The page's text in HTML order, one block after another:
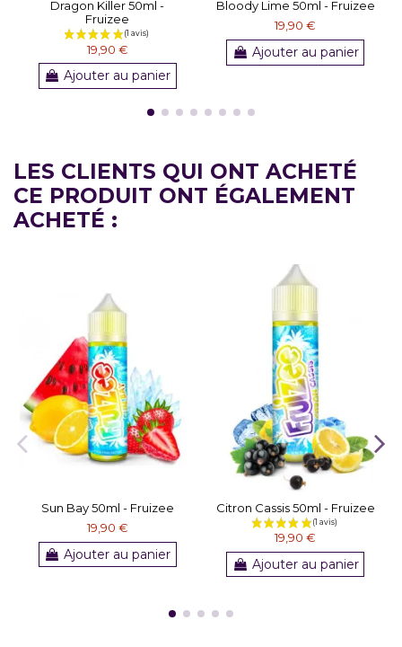
Dragon Killer 50ml -
Fruizee
19,90 €
Ajouter au panier
Bloody Lime 50ml - Fruizee
19,90 €
Ajouter au panier
LES CLIENTS QUI ONT ACHETÉ
CE PRODUIT ONT ÉGALEMENT
ACHETÉ :
Sun Bay 50ml - Fruizee
19,90 €
Ajouter au panier
Citron Cassis 50ml - Fruizee
19,90 €
Ajouter au panier